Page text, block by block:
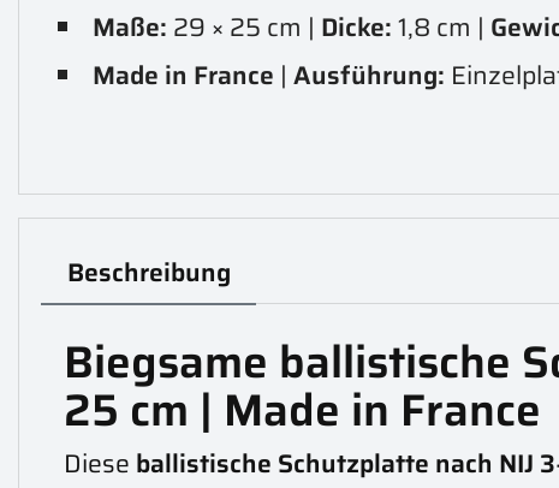
Maße: 29 × 25 cm | Dicke:1,8 cm |
Made in France | Ausführung:
Beschreibung
Biegsame ballistische
25 cm | Made in France
Diese ballistische Schutzplatte nach NIJ